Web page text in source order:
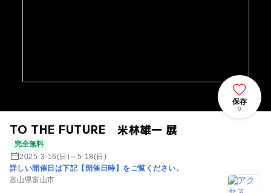
TO THE FUTURE 米林雄一 展
完全無料
2025-3-16(日)～5-18(日)
詳しい開催日は下記【開催日時】をご覧ください。
富山県富山市
保存
0